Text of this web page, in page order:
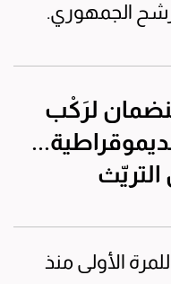
الجمهوري.
لرَكْب
التريّث
نفسه للمرة الأولى منذ